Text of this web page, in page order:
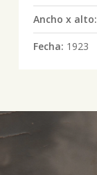
Ancho x alto:
Fecha: 1923